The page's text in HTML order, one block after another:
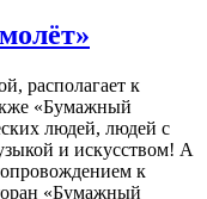
располагает к
«Бумажный
людей, людей с
и искусством! А
к
«Бумажный